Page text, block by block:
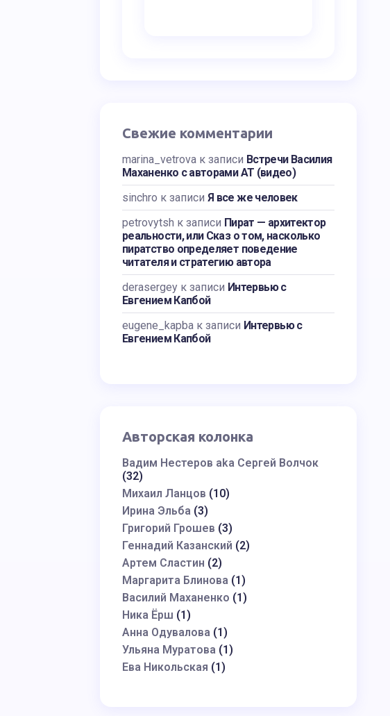
Свежие комментарии
marina_vetrova к записи Встречи Василия
Маханенко с авторами АТ (видео)
sinchro к записи Я все же человек
petrovytsh к записи Пират — архитектор
реальности, или Сказ о том, насколько
пиратство определяет поведение
читателя и стратегию автора
derasergey к записи Интервью с
Евгением Капбой
eugene_kapba к записи Интервью с
Евгением Капбой
Авторская колонка
Вадим Нестеров aka Сергей Волчок
(32)
Михаил Ланцов (10)
Ирина Эльба (3)
Григорий Грошев (3)
Геннадий Казанский (2)
Артем Сластин (2)
Маргарита Блинова (1)
Василий Маханенко (1)
Ника Ёрш (1)
Анна Одувалова (1)
Ульяна Муратова (1)
Ева Никольская (1)